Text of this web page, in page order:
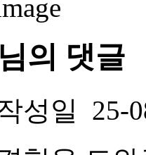
의 댓글
성일
25-